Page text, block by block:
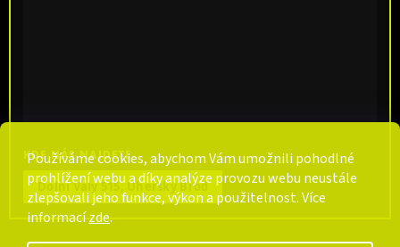
Používáme cookies, abychom Vám umožnili pohodlné
prohlížení webu a díky analýze provozu webu neustále
zlepšovali jeho funkce, výkon a použitelnost. Více
informacízde.
KDE NÁS NAJDETE
Dolní Valy 515, Uherský Brod